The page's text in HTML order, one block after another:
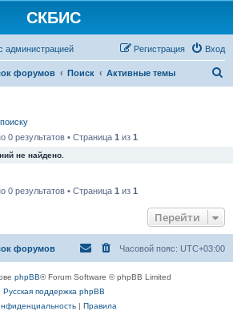
СКБИС
администрацией Вход
Регистрация
форумов Поиск Активные темы
0 результатов • Страница 1 из 1
не найдено.
0 результатов • Страница 1 из 1
Перейти
форумов Часовой пояс: UTC+03:00
phpBB® Forum Software © phpBB Limited
Русская поддержка phpBB
| Правила